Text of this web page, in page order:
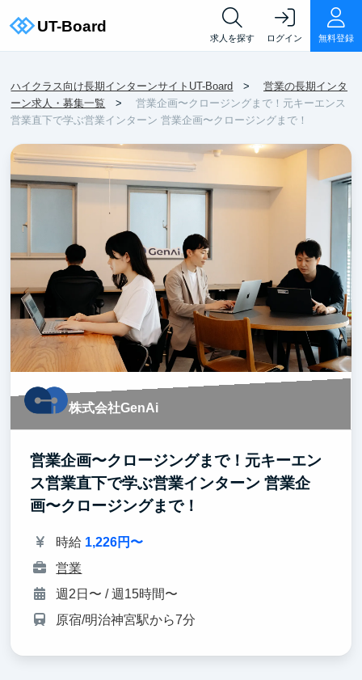
求人を探す ログイン 無料登録
ハイクラス向け長期インターンサイトUT-Board
営業の長期インタ
ーン求人・募集一覧
営業企画〜クロージングまで！元キーエンス
営業直下で学ぶ営業インターン 営業企画〜クロージングまで！
株式会社GenAi
営業企画〜クロージングまで！元キーエン
ス営業直下で学ぶ営業インターン 営業企
画〜クロージングまで！
時給 1,226円〜
営業
週2日〜 / 週15時間〜
原宿/明治神宮駅から7分